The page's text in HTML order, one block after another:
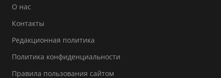
О нас
Контакты
Редакционная политика
Политика конфиденциальности
Правила пользования сайтом